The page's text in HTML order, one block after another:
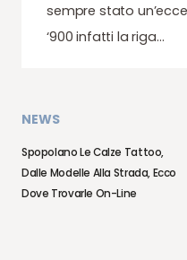
sempre stato
‘900 infatti la riga…
NEWS
Spopolano Le Calze Tattoo,
Dalle Modelle Alla Strada, Ecco
Dove Trovarle On-Line